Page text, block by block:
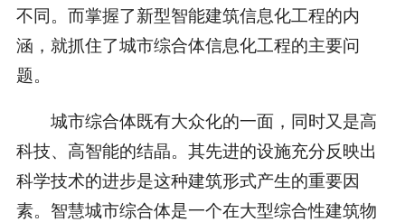
不同。而掌握了新型智能建筑信息化工程的内
涵，就抓住了城市综合体信息化工程的主要问
题。
城市综合体既有大众化的一面，同时又是高
科技、高智能的结晶。其先进的设施充分反映出
科学技术的进步是这种建筑形式产生的重要因
素。智慧城市综合体是一个在大型综合性建筑物